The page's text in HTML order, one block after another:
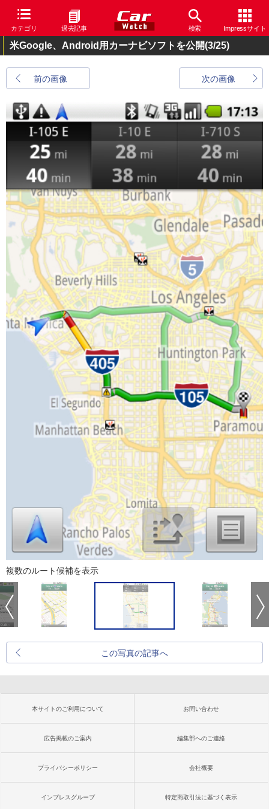
カテゴリ 過去記事 検索 Impressサイト
米Google、Android用カーナビソフトを公開(3/25)
前の画像 次の画像
複数のルート候補を表示
この写真の記事へ
本サイトのご利用について お問い合わせ
広告掲載のご案内 編集部へのご連絡
プライバシーポリシー 会社概要
インプレスグループ 特定商取引法に基づく表示